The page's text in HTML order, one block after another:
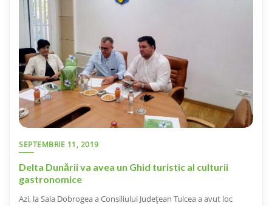
SEPTEMBRIE 11, 2019
Delta Dunării va avea un Ghid turistic al culturii
gastronomice
Azi, la Sala Dobrogea a Consiliului Judeţean Tulcea a avut loc